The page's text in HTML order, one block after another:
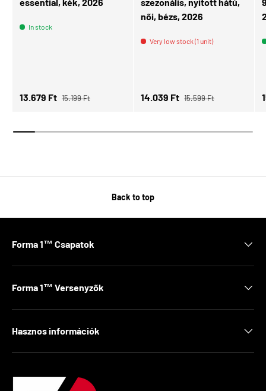
In stock
Sale price
13.679 Ft Regular price
15.199 Ft
női, bézs, 2026
Very low stock (1 unit)
Sale price
14.039 Ft Regular price
15.599 Ft
Back to top
Forma 1™ Csapatok
Forma 1™ Versenyzők
Hasznos információk